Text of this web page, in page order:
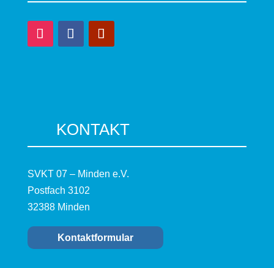
KONTAKT
SVKT 07 – Minden e.V.
Postfach 3102
32388 Minden
Kontaktformular